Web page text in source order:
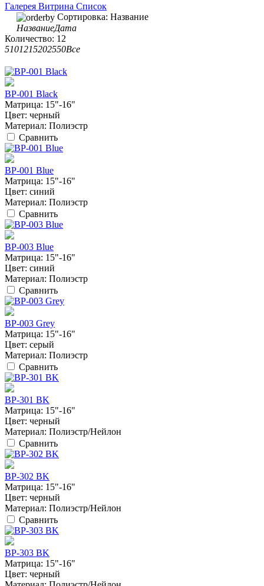
Галерея Витрина Список
Сортировка: Название
НазваниеДата
Количество: 12
5101215202550Все
BP-001 Black
Матрица: 15"-16"
Цвет: черный
Материал: Полиэстр
Сравнить
BP-001 Blue
Матрица: 15"-16"
Цвет: синий
Материал: Полиэстр
Сравнить
BP-003 Blue
Матрица: 15"-16"
Цвет: синий
Материал: Полиэстр
Сравнить
BP-003 Grey
Матрица: 15"-16"
Цвет: серый
Материал: Полиэстр
Сравнить
BP-301 BK
Матрица: 15"-16"
Цвет: черный
Материал: Полиэстр/Нейлон
Сравнить
BP-302 BK
Матрица: 15"-16"
Цвет: черный
Материал: Полиэстр/Нейлон
Сравнить
BP-303 BK
Матрица: 15"-16"
Цвет: черный